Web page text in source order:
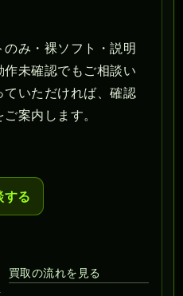
み・裸ソフト・説明
未確認でもご相談い
いただければ、確認
案内します。
する
買取の流れを見る